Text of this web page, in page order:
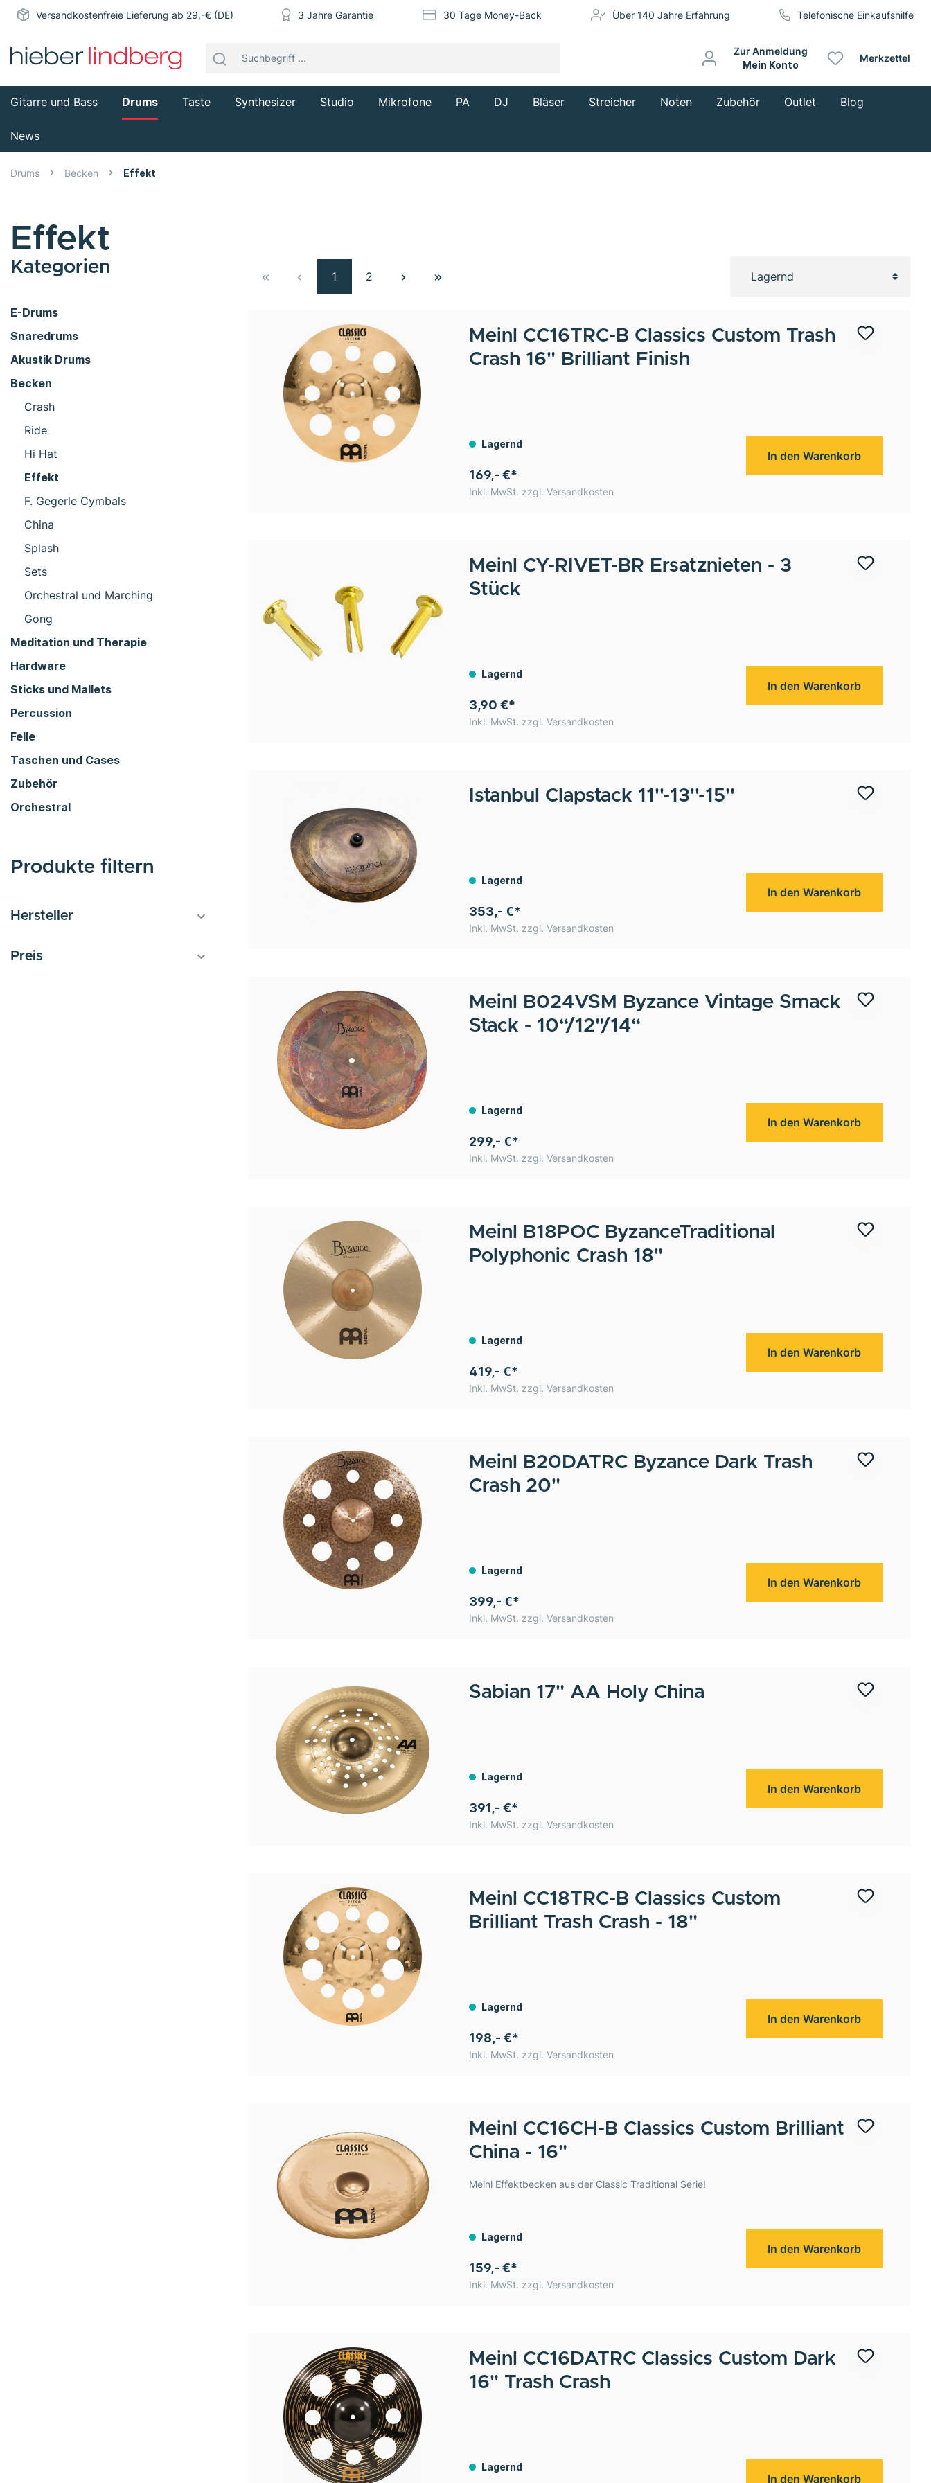
Versandkostenfreie Lieferung ab 29,-€ (DE) 3 Jahre Garantie 30 Tage Money-Back Über 140 Jahre Erfahrung Telefonische Einkaufshilfe
Zur Anmeldung
Mein Konto
Merkzettel
Gitarre und Bass Drums Taste Synthesizer Studio Mikrofone PA DJ Bläser Streicher Noten Zubehör Outlet Blog
News
Drums Becken Effekt
Effekt
Kategorien
E-Drums
Snaredrums
Akustik Drums
Becken
Crash
Ride
Hi Hat
Effekt
F. Gegerle Cymbals
China
Splash
Sets
Orchestral und Marching
Gong
Meditation und Therapie
Hardware
Sticks und Mallets
Percussion
Felle
Taschen und Cases
Zubehör
Orchestral
Produkte filtern
Hersteller
Preis
1 2
Meinl CC16TRC-B Classics Custom Trash
Crash 16" Brilliant Finish
Lagernd
169,- €*
Inkl. MwSt. zzgl. Versandkosten
In den Warenkorb
Meinl CY-RIVET-BR Ersatznieten - 3
Stück
Lagernd
3,90 €*
Inkl. MwSt. zzgl. Versandkosten
In den Warenkorb
Istanbul Clapstack 11''-13''-15''
Lagernd
353,- €*
Inkl. MwSt. zzgl. Versandkosten
In den Warenkorb
Meinl
B024VSM Byzance Vintage Smack
Stack - 10“/12"/14“
Lagernd
299,- €*
Inkl. MwSt. zzgl. Versandkosten
In den Warenkorb
Meinl
B18POC ByzanceTraditional
Polyphonic Crash 18"
Lagernd
419,- €*
Inkl. MwSt. zzgl. Versandkosten
In den Warenkorb
Meinl
B20DATRC Byzance Dark Trash
Crash 20"
Lagernd
399,- €*
Inkl. MwSt. zzgl. Versandkosten
In den Warenkorb
Sabian 17" AA Holy China
Lagernd
391,- €*
Inkl. MwSt. zzgl. Versandkosten
In den Warenkorb
Meinl CC18TRC-B Classics Custom
Brilliant Trash Crash - 18"
Lagernd
198,- €*
Inkl. MwSt. zzgl. Versandkosten
In den Warenkorb
Meinl CC16CH-B Classics Custom Brilliant
China - 16"
Meinl Effektbecken aus der Classic Traditional Serie!
Lagernd
159,- €*
Inkl. MwSt. zzgl. Versandkosten
In den Warenkorb
Meinl CC16DATRC Classics Custom Dark
16" Trash Crash
Lagernd
In den Warenkorb